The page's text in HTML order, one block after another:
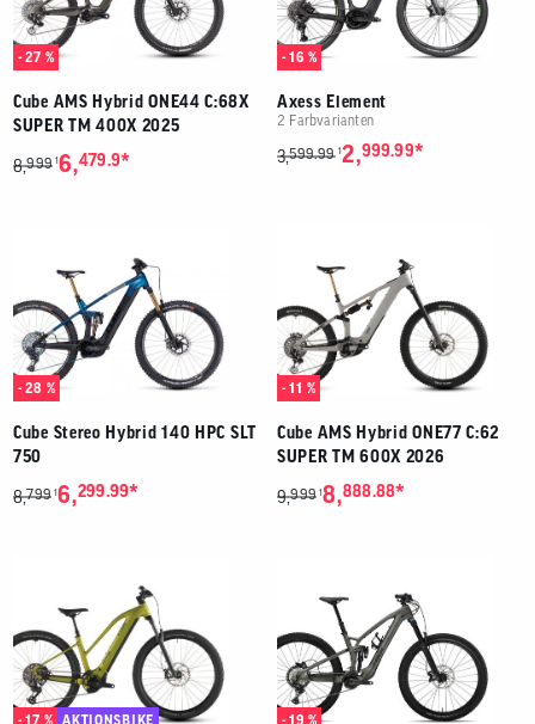
- 27 %
Cube AMS Hybrid ONE44 C:68X
SUPER TM 400X 2025
8,999 16,479.9*
- 16 %
Axess Element
2 Farbvarianten
3,599.99 12,999.99*
- 28 %
Cube Stereo Hybrid 140 HPC SLT
750
8,799 16,299.99*
- 11 %
Cube AMS Hybrid ONE77 C:62
SUPER TM 600X 2026
9,999 18,888.88*
- 17 % AKTIONSBIKE - 19 %